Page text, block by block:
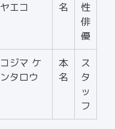
ヤエコ
名
性
俳
優
コジマ ケ
ンタロウ
本
名
ス
タ
ッ
フ